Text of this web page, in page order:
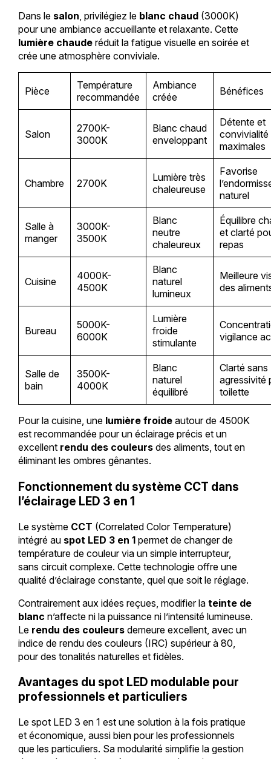
Dans le salon, privilégiez le blanc chaud (3000K)
pour une ambiance accueillante et relaxante. Cette
lumière chaude réduit la fatigue visuelle en soirée et
crée une atmosphère conviviale.
Pièce
Température
recommandée
Ambiance
créée
Bénéfices
Salon
2700K-
3000K
Blanc chaud
enveloppant
Détente et
convivialité
maximales
Chambre 2700K
Lumière très
chaleureuse
Favorise
naturel
Salle à
manger
3000K-
3500K
Blanc
neutre
chaleureux
Équilibre
et clarté
repas
Cuisine
4000K-
4500K
Blanc
naturel
lumineux
Meilleure
des
Bureau
5000K-
6000K
Lumière
froide
stimulante
vigilance
Salle de
bain
3500K-
4000K
Blanc
naturel
équilibré
Clarté sans
agressivité
toilette
Pour la cuisine, une lumière froide autour de 4500K
est recommandée pour un éclairage précis et un
excellent rendu des couleurs des aliments, tout en
éliminant les ombres gênantes.
Fonctionnement du système CCT dans
l’éclairage LED 3 en 1
Le système CCT (Correlated Color Temperature)
intégré au spot LED 3 en 1 permet de changer de
température de couleur via un simple interrupteur,
sans circuit complexe. Cette technologie offre une
qualité d’éclairage constante, quel que soit le réglage.
Contrairement aux idées reçues, modifier la teinte de
blanc n’affecte ni la puissance ni l’intensité lumineuse.
Le rendu des couleurs demeure excellent, avec un
indice de rendu des couleurs (IRC) supérieur à 80,
pour des tonalités naturelles et fidèles.
Avantages du spot LED modulable pour
professionnels et particuliers
Le spot LED 3 en 1 est une solution à la fois pratique
et économique, aussi bien pour les professionnels
que les particuliers. Sa modularité simplifie la gestion